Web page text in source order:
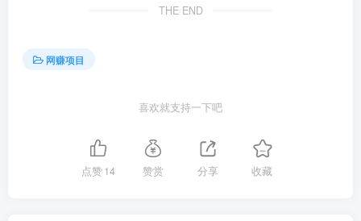
THE END
网赚项目
喜欢就支持一下吧
点赞14 赞赏 分享 收藏